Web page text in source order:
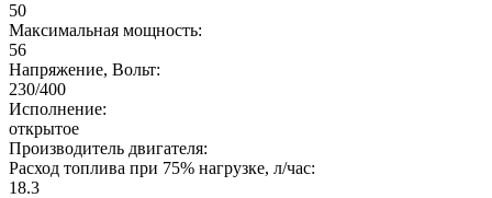
50
Максимальная мощность:
56
Напряжение, Вольт:
230/400
Исполнение:
открытое
Производитель двигателя:
Расход топлива при 75% нагрузке, л/час:
18.3